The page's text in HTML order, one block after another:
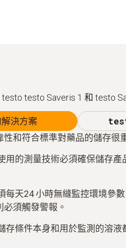
testo Saveris 1 和 testo
決方案
性和符合標準對藥品的儲存很
用的測量技術必須確保儲存產
每天24 小時無縫監控環境參
須觸發警報。
存條件本身和用於監測的溶液